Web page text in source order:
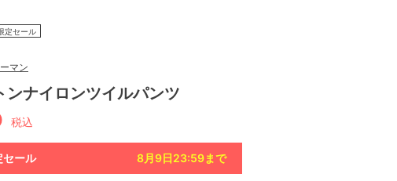
定セール
マン
ナイロンツイルパンツ
税込
セール 8月9日23:59まで